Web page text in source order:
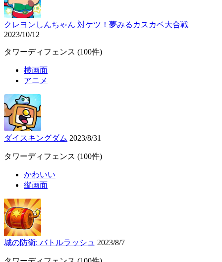
クレヨンしんちゃん 対ケツ！夢みるカスカベ⼤合戦
2023/10/12
タワーディフェンス (100件)
横画面
アニメ
ダイスキングダム 2023/8/31
タワーディフェンス (100件)
かわいい
縦画面
城の防衛: バトルラッシュ 2023/8/7